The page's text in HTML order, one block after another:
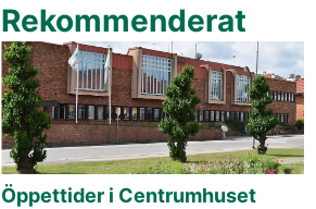
Rekommenderat
Öppettider i Centrumhuset